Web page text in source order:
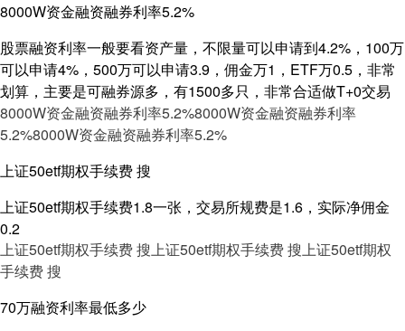
8000W资金融资融券利率5.2%
股票融资利率一般要看资产量，不限量可以申请到4.2%，100万
可以申请4%，500万可以申请3.9，佣金万1，ETF万0.5，非常
划算，主要是可融券源多，有1500多只，非常合适做T+0交易
8000W资金融资融券利率5.2%8000W资金融资融券利率
5.2%8000W资金融资融券利率5.2%
上证50etf期权手续费 搜
上证50etf期权手续费1.8一张，交易所规费是1.6，实际净佣金
0.2
上证50etf期权手续费 搜上证50etf期权手续费 搜上证50etf期权
手续费 搜
70万融资利率最低多少